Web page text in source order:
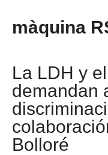
màquina
La LDH y
demandan
Bolloré